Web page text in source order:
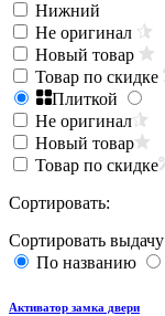
Нижний
Не оригинал
Новый товар
Товар по скидке
Плиткой
Не оригинал
Новый товар
Товар по скидке
Сортировать:
Сортировать выдачу
По названию
Активатор замка двери